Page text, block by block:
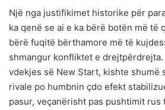
Një nga justifikimet historike për
ka qenë se ai e ka bërë botën më të
bërë fuqitë bërthamore më të
shmangur konfliktet e
vdekjes së New Start, kishte shumë
rivale po humbnin çdo efekt
pasur, veçanërisht pas pushtimit rus